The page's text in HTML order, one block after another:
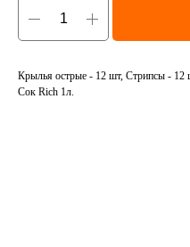
Крылья острые - 12 шт, Стрипсы -
Сок Rich 1л.